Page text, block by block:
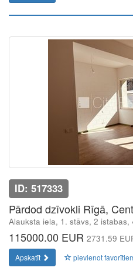
ID: 517333
Pārdod dzīvokli Rīgā,
Alauksta iela, 1. stāvs, 2 istabas,
115000.00 EUR 2731.59
Apskatīt pievienot